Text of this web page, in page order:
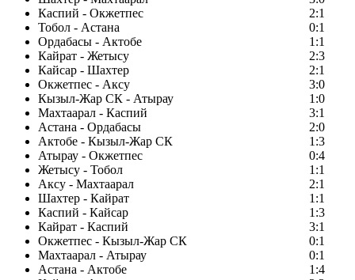
Каспий - Окжетпес
2:1
Тобол - Астана
0:1
Ордабасы - Актобе
1:1
Кайрат - Жетысу
2:3
Кайсар - Шахтер
2:1
Окжетпес - Аксу
3:0
Кызыл-Жар СК - Атырау
1:0
Махтаарал - Каспий
3:1
Астана - Ордабасы
2:0
Актобе - Кызыл-Жар СК
1:3
Атырау - Окжетпес
0:4
Жетысу - Тобол
1:1
Аксу - Махтаарал
2:1
Шахтер - Кайрат
1:1
Каспий - Кайсар
1:3
Кайрат - Каспий
3:1
Окжетпес - Кызыл-Жар СК
0:1
Махтаарал - Атырау
0:1
Астана - Актобе
1:4